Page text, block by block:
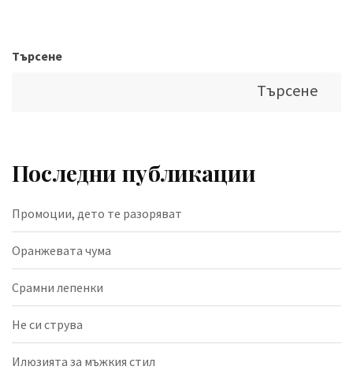
Търсене
Търсене
Последни публикации
Промоции, дето те разоряват
Оранжевата чума
Срамни лепенки
Не си струва
Илюзията за мъжкия стил